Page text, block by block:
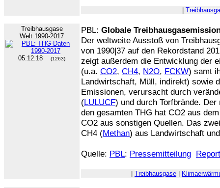
Treibhausgase
Welt 1990-2017
05.12.18 (1263)
PBL: Globale
Der weltweite Ausstoß von
von 1990|37 auf den Rekordstand
zeigt außerdem die Entwicklung der
(u.a. CO2, CH4, N2O, FCKW) samt
Landwirtschaft, Müll, indirekt) sowie
Emissionen, verursacht durch
(LULUCF) und durch Torfbrände.
den gesamten THG hat CO2 aus
CO2 aus sonstigen Quellen. Das
CH4 (Methan) aus Landwirtschaft
Quelle: PBL: Pressemitteilung
Treibhausgase